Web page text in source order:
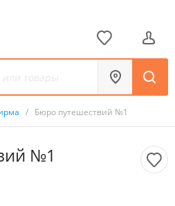
/ Бюро путешествий №1
№1